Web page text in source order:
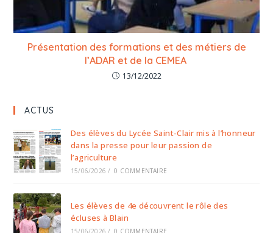
Présentation des formations et des métiers de
l’ADAR et de la CEMEA
13/12/2022
ACTUS
Des élèves du Lycée Saint-Clair mis à l’honneur
dans la presse pour leur passion de
l’agriculture
15/06/2026 / 0 COMMENTAIRE
Les élèves de 4e découvrent le rôle des
écluses à Blain
15/06/2026 / 0 COMMENTAIRE